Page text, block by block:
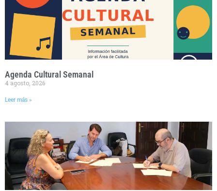
Agenda Cultural Semanal
4 agosto, 2026
Leer más »